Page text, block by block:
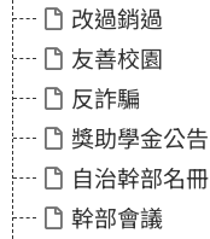
改過銷過
友善校園
反詐騙
獎助學金公告
自治幹部名冊
幹部會議